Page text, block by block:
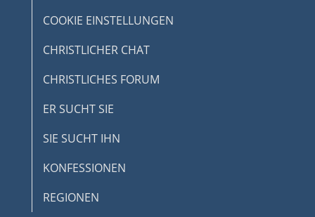
COOKIE EINSTELLUNGEN
CHRISTLICHER CHAT
CHRISTLICHES FORUM
ER SUCHT SIE
SIE SUCHT IHN
KONFESSIONEN
REGIONEN